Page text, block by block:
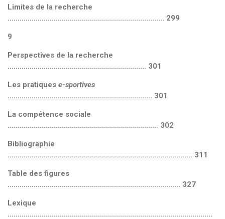
Limites de la recherche
.............................................................................. 299
9
Perspectives de la recherche
..................................................................... 301
Les pratiques e-sportives
........................................................................ 301
La compétence sociale
........................................................................... 302
Bibliographie
............................................................................................ 311
Table des figures
...................................................................................... 327
Lexique
......................................................................................................